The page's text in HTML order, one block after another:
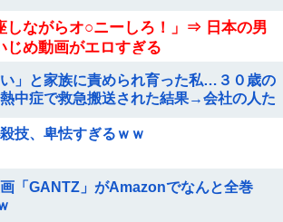
しながらオ○ニーしろ！」⇒ 日本の男
じめ動画がエロすぎる
い」と家族に責められ育った私…３０歳の
中症で救急搬送された結果→会社の人た
技、卑怯すぎるｗｗ
画「GANTZ」がAmazonでなんと全巻